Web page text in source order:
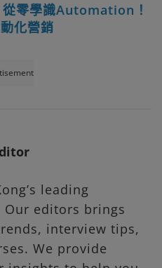
零學識Automation！
化營銷
leading
editors brings
interview tips,
We provide